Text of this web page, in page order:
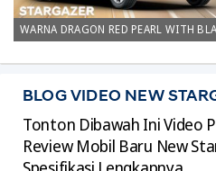
BLOG VIDEO NEW
Tonton Dibawah Ini Video
Review Mobil Baru New